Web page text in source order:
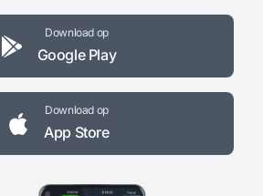
Download op
Google Play
Download op
App Store